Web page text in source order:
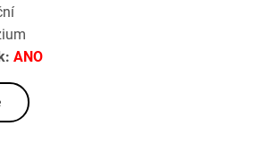
ANO